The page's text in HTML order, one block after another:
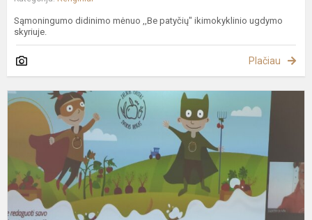
Sąmoningumo didinimo mėnuo ,,Be patyčių" ikimokyklinio ugdymo
skyriuje.
Plačiau